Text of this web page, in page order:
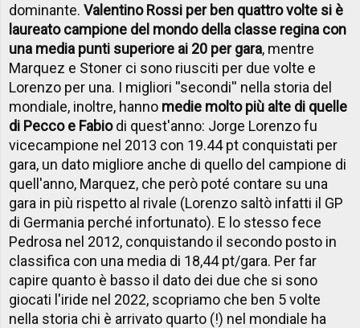
dominante.Valentino Rossi per ben quattro volte si è
laureato campione del mondo della classe regina con
una media punti superiore ai 20 per gara, mentre
Marquez e Stoner ci sono riusciti per due volte e
Lorenzo per una. I migliori ''secondi'' nella storia del
mondiale, inoltre, hanno medie molto più alte di quelle
di Pecco e Fabiodi quest'anno: Jorge Lorenzo fu
vicecampione nel 2013 con 19.44 pt conquistati per
gara, un dato migliore anche di quello del campione di
quell'anno, Marquez, che però poté contare su una
gara in più rispetto al rivale (Lorenzo saltò infatti il GP
di Germania perché infortunato). E lo stesso fece
Pedrosa nel 2012, conquistando il secondo posto in
classifica con una media di 18,44 pt/gara. Per far
capire quanto è basso il dato dei due che si sono
giocati l'iride nel 2022, scopriamo che ben 5 volte
nella storia chi è arrivato quarto (!) nel mondiale ha